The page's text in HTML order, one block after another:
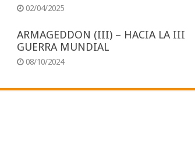
02/04/2025
ARMAGEDDON (III) – HACIA LA III
GUERRA MUNDIAL
08/10/2024